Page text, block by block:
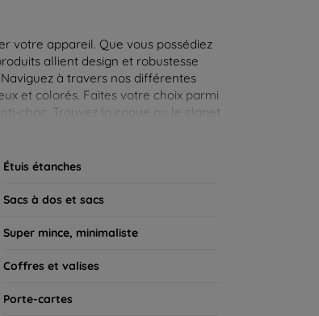
votre appareil. Que vous possédiez
allient design et robustesse
à travers nos différentes
et colorés. Faites votre choix parmi
choc. Trouvez la coque ou le clapet
Étuis étanches
Sacs à dos et sacs
Super mince, minimaliste
Coffres et valises
Porte-cartes